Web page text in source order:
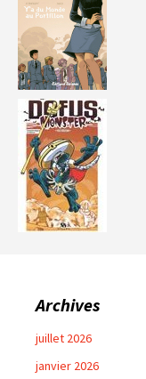
Archives
juillet 2026
janvier 2026